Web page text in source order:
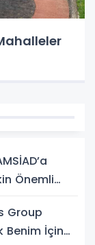
Önemli
Group
Benim İçin